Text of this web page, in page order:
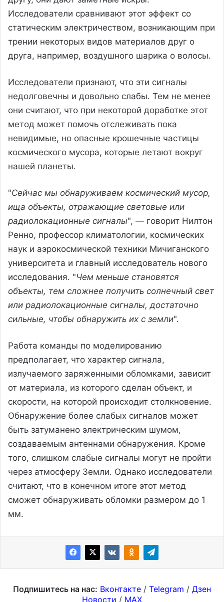
Исследователи сравнивают этот эффект со
статическим электричеством, возникающим при
трении некоторых видов материалов друг о
друга, например, воздушного шарика о волосы.
Исследователи признают, что эти сигналы
недолговечны и довольно слабы. Тем не менее
они считают, что при некоторой доработке этот
метод может помочь отслеживать пока
невидимые, но опасные крошечные частицы
космического мусора, которые летают вокруг
нашей планеты.
"Сейчас мы обнаруживаем космический мусор,
ища объекты, отражающие световые или
радиолокационные сигналы", — говорит Нилтон
Ренно, профессор климатологии, космических
наук и аэрокосмической техники Мичиганского
университета и главный исследователь нового
исследования. "Чем меньше становятся
объекты, тем сложнее получить солнечный свет
или радиолокационные сигналы, достаточно
сильные, чтобы обнаружить их с земли".
Работа команды по моделированию
предполагает, что характер сигнала,
излучаемого заряженными обломками, зависит
от материала, из которого сделан объект, и
скорости, на которой происходит столкновение.
Обнаружение более слабых сигналов может
быть затуманено электрическим шумом,
создаваемым антеннами обнаружения. Кроме
того, слишком слабые сигналы могут не пройти
через атмосферу Земли. Однако исследователи
считают, что в конечном итоге этот метод
сможет обнаруживать обломки размером до 1
мм.
Подпишитесь на нас: Вконтакте / Telegram / Дзен
Новости / MAX